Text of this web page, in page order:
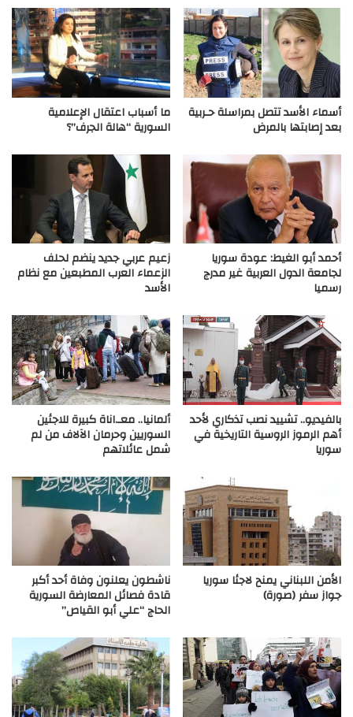
أسماء الأسد تتصل بمراسلة حـربية
بعد إصابتها بالمرض
ما أسباب اعتقال الإعلامية
السورية “هالة الجرف”؟
أحمد أبو الغيط: عودة سوريا
لجامعة الدول العربية غير مدرج
رسميا
زعيم عربي جديد ينضم لحلف
الزعماء العرب المطبعين مع نظام
الأسد
بالفيديو.. تشييد نصب تذكاري لأحد
أهم الرموز الروسية التاريخية في
سوريا
ألمانيا.. معـ.اناة كبيرة للاجئين
السوريين وحرمان الآلاف من لم
شمل عائلاتهم
الأمن اللبناني يمنح لاجئا سوريا
جواز سفر (صورة)
ناشطون يعلنون وفاة أحد أكبر
قادة فصائل المعارضة السورية
الحاج “علي أبو القياص”